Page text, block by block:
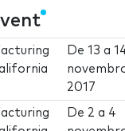
De13 a
2017
De 2 a 4